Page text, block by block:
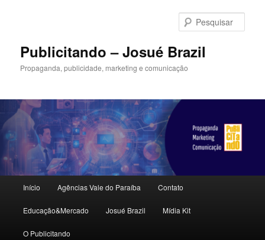
principalPublicitando – Josué Brazil
Propaganda, publicidade, marketing e comunicação
principal
Início Agências Vale do Paraíba Contato
Educação&Mercado Josué Brazil Mídia Kit
O Publicitando